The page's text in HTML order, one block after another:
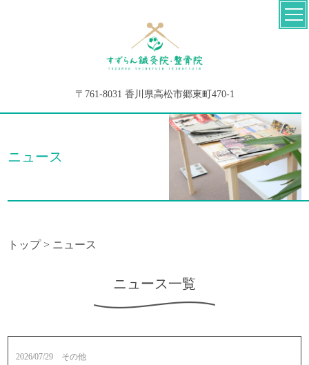
〒761-8031 香川県高松市郷東町470-1
ニュース
トップ> ニュース
ニュース一覧
2026/07/29 その他